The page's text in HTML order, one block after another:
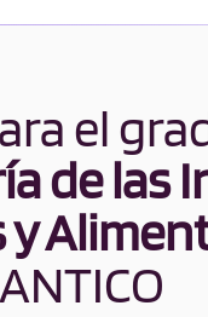
el
de las
y